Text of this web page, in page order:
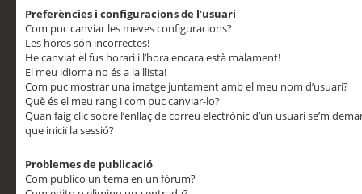
Preferències i configuracions de l’usuari
Com puc canviar les meves configuracions?
Les hores són incorrectes!
He canviat el fus horari i l’hora encara està malament!
El meu idioma no és a la llista!
Com puc mostrar una imatge juntament amb el meu nom d’usuari?
Què és el meu rang i com puc canviar-lo?
Quan faig clic sobre l’enllaç de correu electrònic d’un usuari se’m
que iniciï la sessió?
Problemes de publicació
Com publico un tema en un fòrum?